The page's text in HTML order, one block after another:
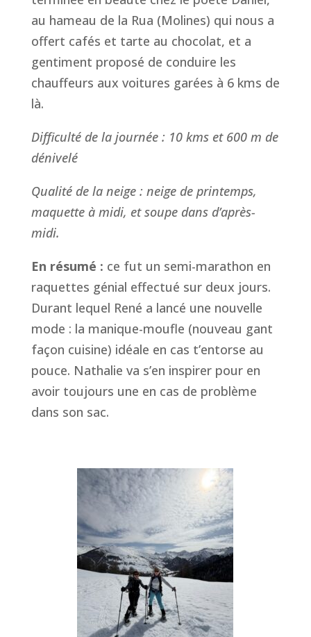
au hameau de la Rua (Molines) qui nous a
offert cafés et tarte au chocolat, et a
gentiment proposé de conduire les
chauffeurs aux voitures garées à 6 kms de
là.
Difficulté de la journée : 10 kms et 600 m de
dénivelé
Qualité de la neige : neige de printemps,
maquette à midi, et soupe dans d’après-
midi.
En résumé : ce fut un semi-marathon en
raquettes génial effectué sur deux jours.
Durant lequel René a lancé une nouvelle
mode : la manique-moufle (nouveau gant
façon cuisine) idéale en cas t’entorse au
pouce. Nathalie va s’en inspirer pour en
avoir toujours une en cas de problème
dans son sac.